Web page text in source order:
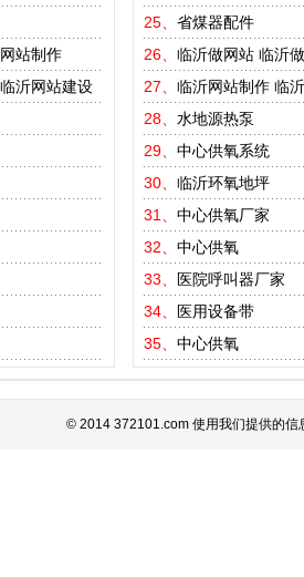
站制作
临沂网站建设
25、 省煤器配件
26、 临沂做网站 临沂
27、 临沂网站制作 临
28、 水地源热泵
29、 中心供氧系统
30、 临沂环氧地坪
31、 中心供氧厂家
32、 中心供氧
33、
医院呼叫器厂家
34、
医用设备带
35、 中心供氧
© 2014 372101.com 使用我们提供的信